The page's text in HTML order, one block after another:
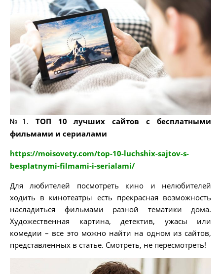
№1. ТОП 10 лучших сайтов с бесплатными
фильмами и сериалами
https://moisovety.com/top-10-luchshix-sajtov-s-
besplatnymi-filmami-i-serialami/
Для любителей посмотреть кино и нелюбителей
ходить в кинотеатры есть прекрасная возможность
насладиться фильмами разной тематики дома.
Художественная картина, детектив, ужасы или
комедии – все это можно найти на одном из сайтов,
представленных в статье. Смотреть, не пересмотреть!